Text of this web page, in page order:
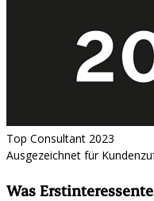
Top Consultant 2023
Ausgezeichnet für
Was